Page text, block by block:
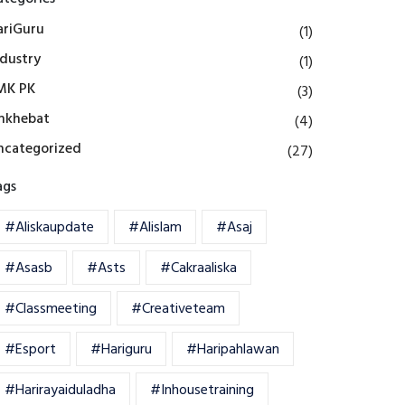
(1)
(1)
PK
(3)
(4)
(27)
#aliskaupdate
#alislam
#asaj
#asasb
#asts
#cakraaliska
#classmeeting
#creativeteam
#esport
#hariguru
#haripahlawan
#harirayaiduladha
#inhousetraining